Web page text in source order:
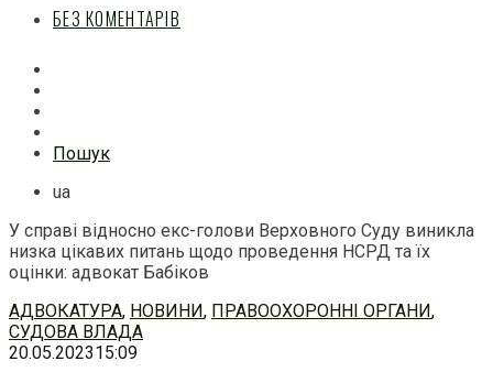
БЕЗ КОМЕНТАРІВ
Пошук
ua
У справі відносно екс-голови Верховного Суду виникла
низка цікавих питань щодо проведення НСРД та їх
оцінки: адвокат Бабіков
Перейти
до
змісту
АДВОКАТУРА, НОВИНИ, ПРАВООХОРОННІ ОРГАНИ,
СУДОВА ВЛАДА
20.05.202315:09